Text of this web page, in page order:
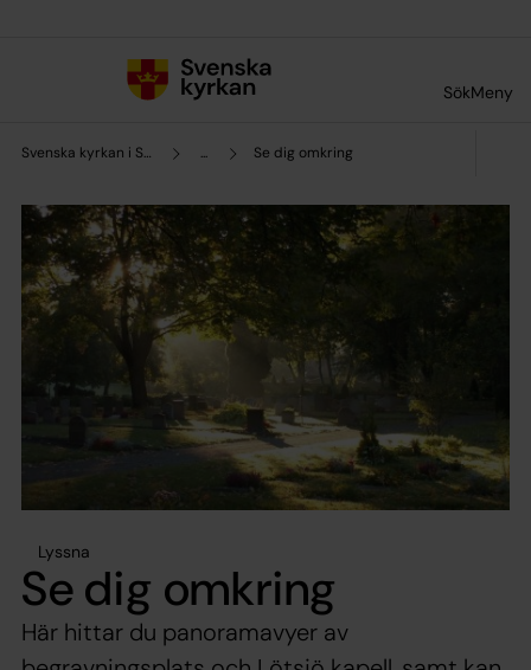
SökMeny
Svenska kyrkan i Sundbyberg ... Se dig omkring
Lyssna
Se dig omkring
Här hittar du panoramavyer av